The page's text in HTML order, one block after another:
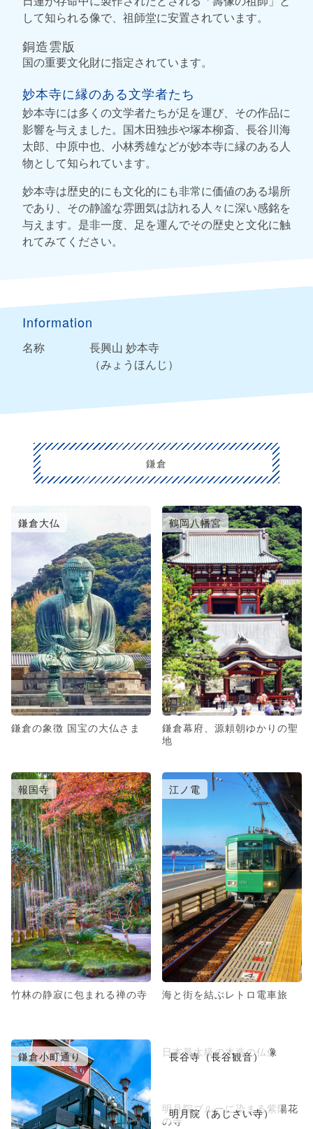
して知られる像で、祖師堂に安置されています。
銅造雲版
国の重要文化財に指定されています。
妙本寺に縁のある文学者たち
妙本寺には多くの文学者たちが足を運び、その作品に
影響を与えました。国木田独歩や塚本柳斎、長谷川海
太郎、中原中也、小林秀雄などが妙本寺に縁のある人
物として知られています。
妙本寺は歴史的にも文化的にも非常に価値のある場所
であり、その静謐な雰囲気は訪れる人々に深い感銘を
与えます。是非一度、足を運んでその歴史と文化に触
れてみてください。
Information
名称
長興山 妙本寺
（みょうほんじ）
鎌倉
鎌倉大仏
鎌倉の象徴 国宝の大仏さま
鶴岡八幡宮
鎌倉幕府、源頼朝ゆかりの聖
地
報国寺
竹林の静寂に包まれる禅の寺
江ノ電
海と街を結ぶレトロ電車旅
鎌倉小町通り 長谷寺（長谷観音）
日本最大級の木造の仏像
明月院（あじさい寺）
明月院ブルーに染まる紫陽花
の寺